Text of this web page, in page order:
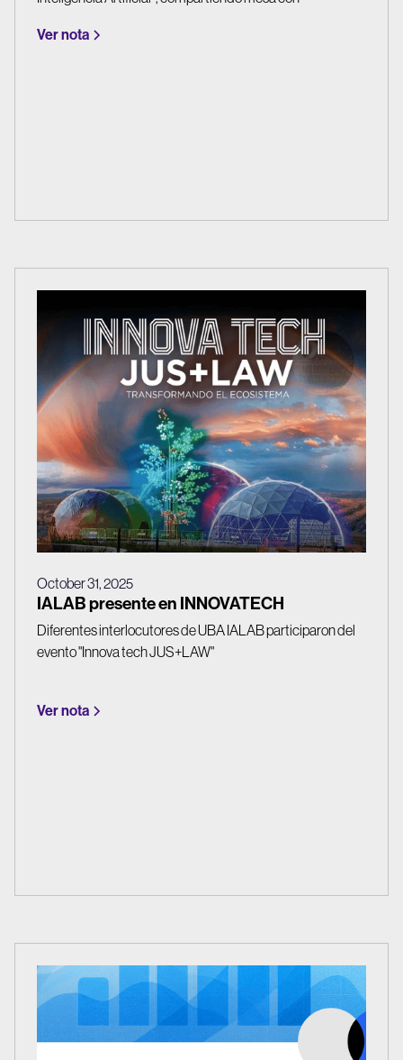
Argentinos, la Red Académica de Educación e IA y la
Ver nota
October 31, 2025
IALAB presente en INNOVATECH
Diferentes interlocutores de UBA IALAB participaron del
evento "Innova tech JUS+LAW"
Ver nota